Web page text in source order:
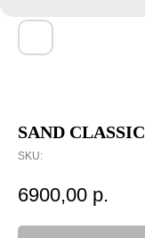
SAND CLASSIC
SKU:
6900,00 р.